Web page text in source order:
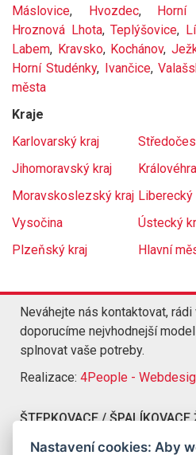
Máslovice, Hvozdec, Horní
Hroznová Lhota, Teplýšovice,
Labem, Kravsko, Kochánov,
Horní Studénky, Ivančice,
města
Kraje
Karlovarský kraj
Jihomoravský kraj
Moravskoslezský kraj Liberecký
Vysočina
Ústecký
Plzeňský kraj
Hlavní
Neváhejte nás kontaktovat,
doporucíme nejvhodnejší
splnovat vaše potreby.
Realizace: 4People -
ŠTEPKOVACE / ŠPALÍKOVACE
Kompletní nabídka
Nastavení cookies: Aby